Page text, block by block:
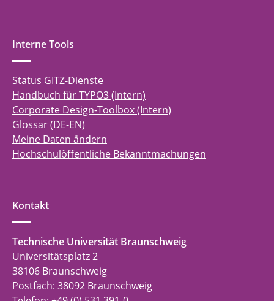
Interne Tools
Status GITZ-Dienste
Handbuch für TYPO3 (Intern)
Corporate Design-Toolbox (Intern)
Glossar (DE-EN)
Meine Daten ändern
Hochschulöffentliche Bekanntmachungen
Kontakt
Technische Universität Braunschweig
Universitätsplatz 2
38106 Braunschweig
Postfach: 38092 Braunschweig